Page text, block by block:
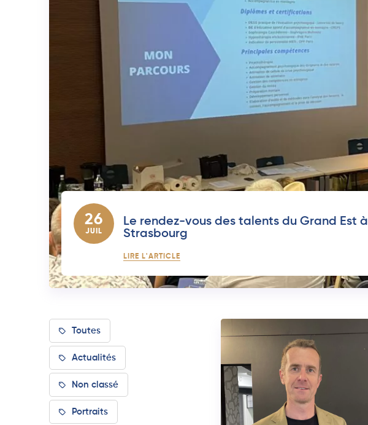
26
JUIL
Le rendez-vous des talents du Grand Est à
Strasbourg
LIRE L'ARTICLE
Toutes
Actualités
Non classé
Portraits